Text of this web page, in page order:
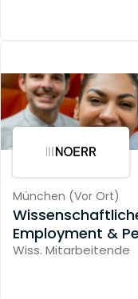
München (Vor Ort)
Employment &
Wiss. Mitarbeitende